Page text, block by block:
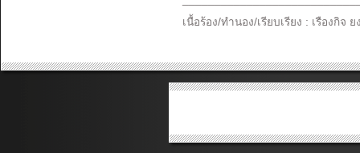
เนื้อร้อง/ทำนอง/เรียบเรียง : เรืองกิจ